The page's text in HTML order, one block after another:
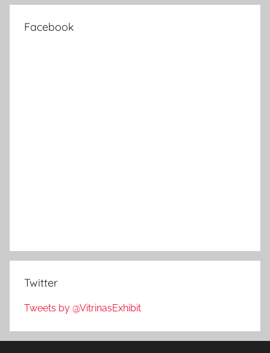
Facebook
Twitter
Tweets by @VitrinasExhibit